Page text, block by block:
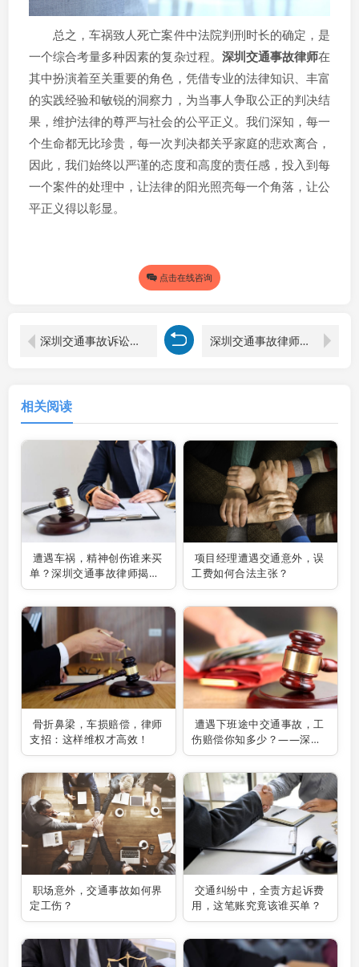
总之，车祸致人死亡案件中法院判刑时长的确定，是
一个综合考量多种因素的复杂过程。 深圳交通事故律师在
其中扮演着至关重要的角色，凭借专业的法律知识、丰富
的实践经验和敏锐的洞察力，为当事人争取公正的判决结
果，维护法律的尊严与社会的公平正义。我们深知，每一
个生命都无比珍贵，每一次判决都关乎家庭的悲欢离合，
因此，我们始终以严谨的态度和高度的责任感，投入到每
一个案件的处理中，让法律的阳光照亮每一个角落，让公
平正义得以彰显。
点击在线咨询
深圳交通事故诉讼律师解读：交通事故未鉴定能否提起诉讼 深圳交通事故律师解读交通事故法院鉴定流程
相关阅读
遭遇车祸，精神创伤谁来买
单？深圳交通事故律师揭秘
索赔之道！
项目经理遭遇交通意外，误
工费如何合法主张？
骨折鼻梁，车损赔偿，律师
支招：这样维权才高效！
遭遇下班途中交通事故，工
伤赔偿你知多少？——深圳
交通事故律师为你解疑答
惑！
职场意外，交通事故如何界
定工伤？
交通纠纷中，全责方起诉费
用，这笔账究竟该谁买单？